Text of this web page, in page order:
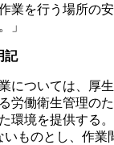
業を行う場所の
」
記
については、厚
労働衛生管理の
環境を提供する
いものとし、作業